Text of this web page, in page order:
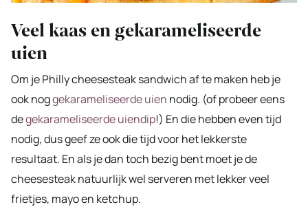
Veel kaas en gekarameliseerde
uien
Om je Philly cheesesteak sandwich af te maken heb je
ook noggekarameliseerde uien nodig. (of probeer eens
degekarameliseerde uiendip!) En die hebben even tijd
nodig, dus geef ze ook die tijd voor het lekkerste
resultaat. En als je dan toch bezig bent moet je de
cheesesteak natuurlijk wel serveren met lekker veel
frietjes, mayo en ketchup.